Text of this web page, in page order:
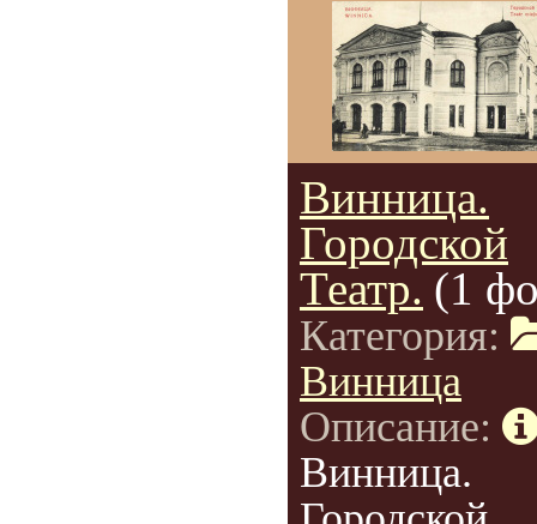
Винница.
Городской
Театр. (1
Категория:
Винница
Описание:
Винница.